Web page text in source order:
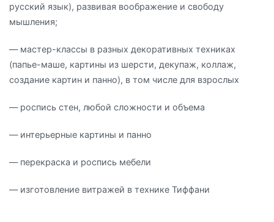
русский язык), развивая воображение и свободу
мышления;
— мастер-классы в разных декоративных техниках
(папье-маше, картины из шерсти, декупаж, коллаж,
создание картин и панно), в том числе для взрослых
— ⁠роспись стен, любой сложности и объема
— ⁠интерьерные картины и панно
— ⁠перекраска и роспись мебели
— изготовление витражей в технике Тиффани